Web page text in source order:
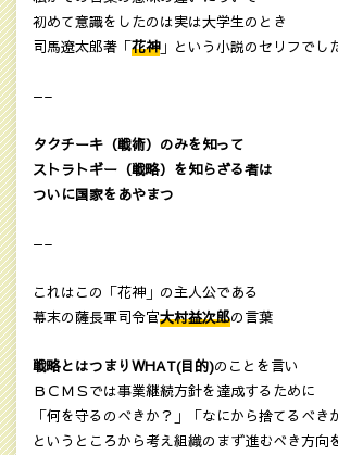
初めて意識をしたのは実は大学生のとき
司馬遼太郎著「花神」という小説のセリフでし
—–
タクチーキ（戦術）のみを知って
ストラトギー（戦略）を知らざる者は
ついに国家をあやまつ
—–
これはこの「花神」の主人公である
幕末の薩長軍司令官大村益次郎の言葉
戦略とはつまりWHAT(目的)のことを言い
ＢＣＭＳでは事業継続方針を達成するために
「何を守るのべきか？」「なにから捨てるべき
というところから考え組織のまず進むべき方向